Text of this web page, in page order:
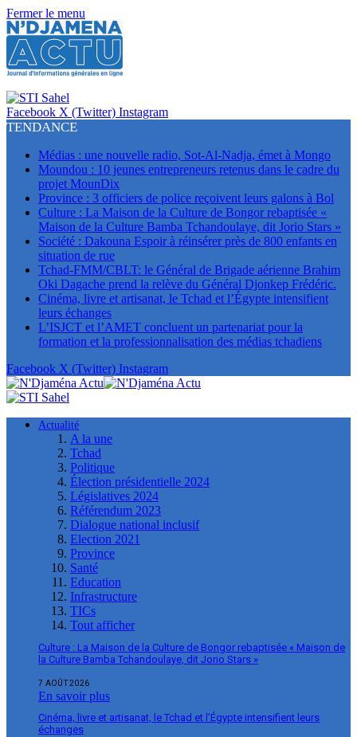
Fermer le menu
Facebook X (Twitter) Instagram
TENDANCE
Médias : une nouvelle radio, Sot-Al-Nadja, émet à Mongo
Moundou : 10 jeunes entrepreneurs retenus dans le cadre du
projet MounDix
Province : 3 officiers de police reçoivent leurs galons à Bol
Culture : La Maison de la Culture de Bongor rebaptisée «
Maison de la Culture Bamba Tchandoulaye, dit Jorio Stars »
Société : Dakouna Espoir à réinsérer près de 800 enfants en
situation de rue
Tchad-FMM/CBLT: le Général de Brigade aérienne Brahim
Oki Dagache prend la relève du Général Djonkep Frédéric.
Cinéma, livre et artisanat, le Tchad et l’Égypte intensifient
leurs échanges
L’ISJCT et l’AMET concluent un partenariat pour la
formation et la professionnalisation des médias tchadiens
Facebook X (Twitter) Instagram
Actualité
A la une
Tchad
Politique
Élection présidentielle 2024
Législatives 2024
Référendum 2023
Dialogue national inclusif
Election 2021
Province
Santé
Education
Infrastructure
TICs
Tout afficher
Culture : La Maison de la Culture de Bongor rebaptisée « Maison de
la Culture Bamba Tchandoulaye, dit Jorio Stars »
7 AOÛT 2026
En savoir plus
Cinéma, livre et artisanat, le Tchad et l’Égypte intensifient leurs
échanges